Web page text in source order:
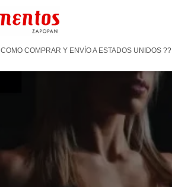
COMO COMPRAR Y ENVÍO A ESTADOS UNIDOS ??